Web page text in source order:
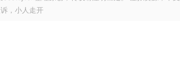
，小人走开